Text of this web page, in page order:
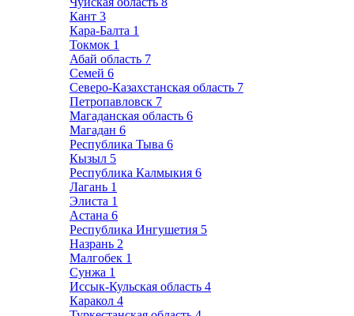
Кант 3
Кара-Балта 1
Токмок 1
Абай область 7
Семей 6
Северо-Казахстанская область 7
Петропавловск 7
Магаданская область 6
Магадан 6
Республика Тыва 6
Кызыл 5
Республика Калмыкия 6
Лагань 1
Элиста 1
Астана 6
Республика Ингушетия 5
Назрань 2
Малгобек 1
Сунжа 1
Иссык-Кульская область 4
Каракол 4